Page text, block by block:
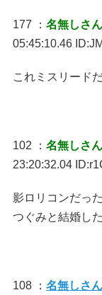
177 ： 名無しさ
05:45:10.46
これミスリード
102 ： 名無しさ
23:20:32.04
影ロリコンだっ
つぐみと結婚し
108 ： 名無しさ